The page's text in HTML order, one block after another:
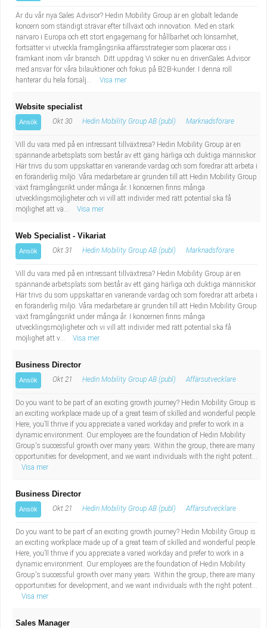
Är du vår nya Sales Advisor? Hedin Mobility Group är en globalt ledande
koncern som ständigt strävar efter tillväxt och innovation. Med en stark
närvaro i Europa och ett stort engagemang för hållbarhet och lönsamhet,
fortsätter vi utveckla framgångsrika affärsstrategier som placerar oss i
framkant inom vår bransch. Ditt uppdrag Vi söker nu en drivenSales Advisor
med ansvar för våra bilauktioner och fokus på B2B-kunder. I denna roll
hanterar du hela försälj...
Visa mer
Website specialist
Ansök Okt 30 Hedin Mobility Group AB (publ) Marknadsförare
Vill du vara med på en intressant tillväxtresa? Hedin Mobility Group är en
spännande arbetsplats som består av ett gäng härliga och duktiga människor.
Här trivs du som uppskattar en varierande vardag och som föredrar att arbeta i
en föränderlig miljö. Våra medarbetare är grunden till att Hedin Mobility Group
växt framgångsrikt under många år. I koncernen finns många
utvecklingsmöjligheter och vi vill att individer med rätt potential ska få
möjlighet att vä...
Visa mer
Web Specialist - Vikariat
Ansök Okt 31 Hedin Mobility Group AB (publ) Marknadsförare
Vill du vara med på en intressant tillväxtresa? Hedin Mobility Group är en
spännande arbetsplats som består av ett gäng härliga och duktiga människor.
Här trivs du som uppskattar en varierande vardag och som föredrar att arbeta i
en föränderlig miljö. Våra medarbetare är grunden till att Hedin Mobility Group
växt framgångsrikt under många år. I koncernen finns många
utvecklingsmöjligheter och vi vill att individer med rätt potential ska få
möjlighet att v...
Visa mer
Business Director
Ansök Okt 21 Hedin Mobility Group AB (publ) Affärsutvecklare
Do you want to be part of an exciting growth journey? Hedin Mobility Group is
an exciting workplace made up of a great team of skilled and wonderful people.
Here, you’ll thrive if you appreciate a varied workday and prefer to work in a
dynamic environment. Our employees are the foundation of Hedin Mobility
Group's successful growth over many years. Within the group, there are many
opportunities for development, and we want individuals with the right potent...
Visa mer
Business Director
Ansök Okt 21 Hedin Mobility Group AB (publ) Affärsutvecklare
Do you want to be part of an exciting growth journey? Hedin Mobility Group is
an exciting workplace made up of a great team of skilled and wonderful people.
Here, you’ll thrive if you appreciate a varied workday and prefer to work in a
dynamic environment. Our employees are the foundation of Hedin Mobility
Group's successful growth over many years. Within the group, there are many
opportunities for development, and we want individuals with the right potent...
Visa mer
Sales Manager